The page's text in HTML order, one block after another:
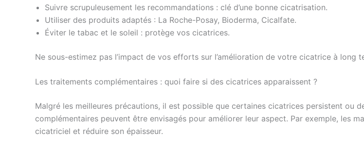
Suivre scrupuleusement les recommandations : clé d’une bonne cicatrisation.
Utiliser des produits adaptés : La Roche-Posay, Bioderma, Cicalfate.
Éviter le tabac et le soleil : protège vos cicatrices.
Ne sous-estimez pas l’impact de vos efforts sur l’amélioration de votre cicatrice à long
Les traitements complémentaires : quoi faire si des cicatrices apparaissent ?
Malgré les meilleures précautions, il est possible que certaines cicatrices persistent ou
complémentaires peuvent être envisagés pour améliorer leur aspect. Par exemple, les
cicatriciel et réduire son épaisseur.